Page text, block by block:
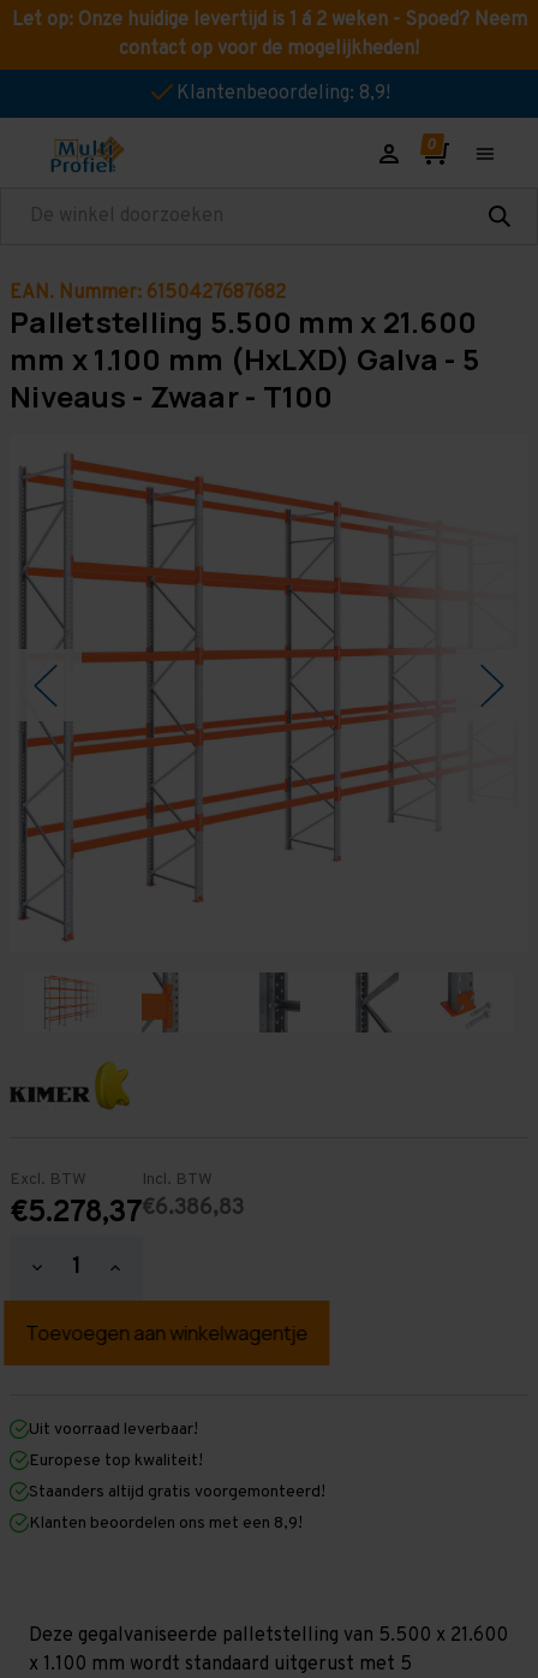
Let op: Onze huidige levertijd is 1 á 2 weken - Spoed? Neem
contact op voor de mogelijkheden!
Klantenbeoordeling: 8,9!
Zoeken
EAN. Nummer: 6150427687682
Palletstelling 5.500 mm x 21.600
mm x 1.100 mm (HxLXD) Galva - 5
Niveaus - Zwaar - T100
Excl. BTW
€5.278,37
Incl. BTW
€6.386,83
Hoeveelheid
verlagen
Palletstelling
mm
mm
x
1.100
mm
Galva
Zwaar
-
T100
Hoeveelheid
verhogen
Palletstelling
mm
mm
1.100
mm
(HxLXD)
Galva
Zwaar
-
T100
Uit voorraad leverbaar!
Europese top kwaliteit!
Staanders altijd gratis voorgemonteerd!
Klanten beoordelen ons met een 8,9!
Deze gegalvaniseerde palletstelling van 5.500 x 21.600
x 1.100 mm wordt standaard uitgerust met 5